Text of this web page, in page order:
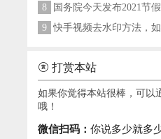
8
9
打赏本站
如果你觉得本站很棒，可以
哦！
微信扫码： 你说多少就多